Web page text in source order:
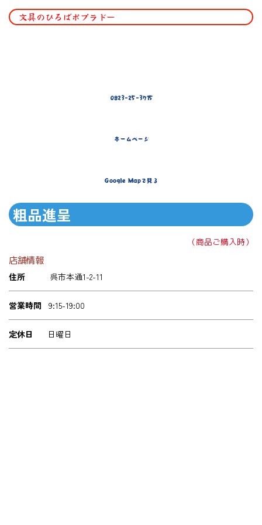
文具のひろばポプラドー
0823-25-3715
ホームページ
Google Mapで見る
粗品進呈
（商品ご購入時）
店舗情報
住所 呉市本通1-2-11
営業時間 9:15-19:00
定休日 日曜日